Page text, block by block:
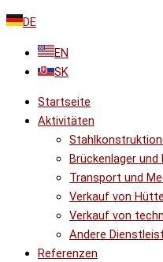
DE
EN
SK
Startseite
Aktivitäten
Brückenlager und
Transport und
Verkauf von
Verkauf von
Andere
Referenzen